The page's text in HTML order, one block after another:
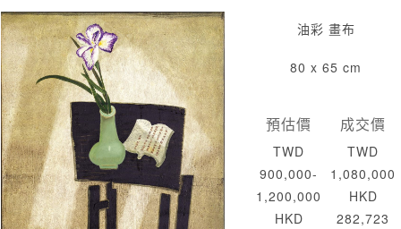
油彩 畫布
80 x 65 cm
預估價
TWD
900,000-
1,200,000
HKD
成交價
TWD
1,080,000
HKD
282,723